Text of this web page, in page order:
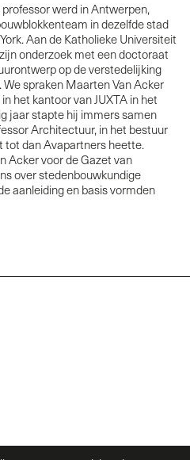
werd in Antwerpen,
in dezelfde stad
Aan de Katholieke Universiteit
onderzoek met een doctoraat
op de verstedelijking
We spraken Maarten Van Acker
het kantoor van JUXTA in het
jaar stapte hij immers samen
Architectuur, in het bestuur
dan Avapartners heette.
Acker voor de Gazet van
over stedenbouwkundige
aanleiding en basis vormden